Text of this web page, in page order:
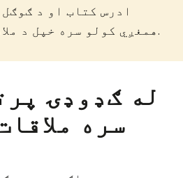
ادرس کتاب او د
همغږي کولو سره خپل د ملاقات لیست مدغم کړئ.
له ګډوډۍ
سره